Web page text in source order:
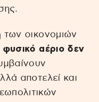
των οικονομιών
φυσικό αέριο δεν
αποτελεί και